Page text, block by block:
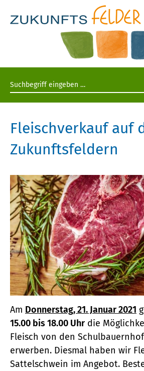
Suchbegriff eingeben
Fleischverkauf auf
Zukunftsfeldern
Am Donnerstag, 21. Januar 2021
15.00 bis 18.00 Uhr die
Fleisch von den
erwerben. Diesmal haben wir
Sattelschwein im Angebot.